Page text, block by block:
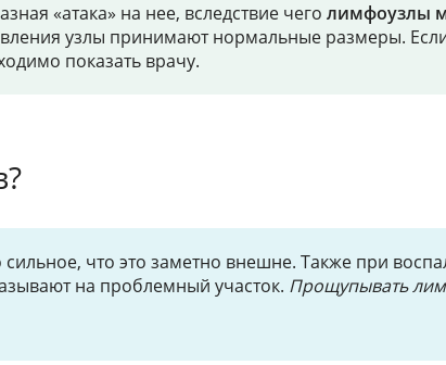
«атака» на нее, вследствие чего лимфоузлы
узлы принимают нормальные размеры.
показать врачу.
что это заметно внешне. Также при
на проблемный участок. Прощупывать